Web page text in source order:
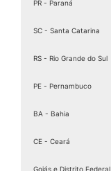
PR - Paraná
SC - Santa Catarina
RS - Rio Grande do Sul
PE - Pernambuco
BA - Bahia
CE - Ceará
Goiás e Distrito Federal